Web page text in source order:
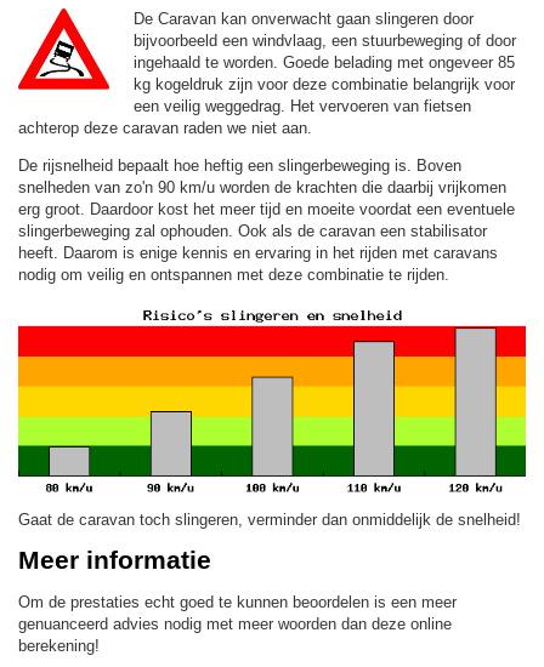
De Caravan kan onverwacht gaan slingeren door
bijvoorbeeld een windvlaag, een stuurbeweging of door
ingehaald te worden. Goede belading met ongeveer 85
kg kogeldruk zijn voor deze combinatie belangrijk voor
een veilig weggedrag. Het vervoeren van fietsen
achterop deze caravan raden we niet aan.
De rijsnelheid bepaalt hoe heftig een slingerbeweging is. Boven
snelheden van zo'n 90 km/u worden de krachten die daarbij vrijkomen
erg groot. Daardoor kost het meer tijd en moeite voordat een eventuele
slingerbeweging zal ophouden. Ook als de caravan een stabilisator
heeft. Daarom is enige kennis en ervaring in het rijden met caravans
nodig om veilig en ontspannen met deze combinatie te rijden.
Gaat de caravan toch slingeren, verminder dan onmiddelijk de snelheid!
Meer informatie
Om de prestaties echt goed te kunnen beoordelen is een meer
genuanceerd advies nodig met meer woorden dan deze online
berekening!